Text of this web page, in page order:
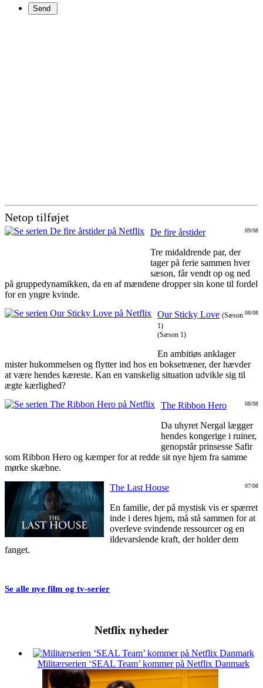
Netop tilføjet
09/08
De fire årstider
Tre midaldrende par, der
tager på ferie sammen hver
sæson, får vendt op og ned
på gruppedynamikken, da en af mændene dropper sin kone til fordel
for en yngre kvinde.
08/08
Our Sticky Love (Sæson
1)
(Sæson 1)
En ambitiøs anklager
mister hukommelsen og flytter ind hos en boksetræner, der hævder
at være hendes kæreste. Kan en vanskelig situation udvikle sig til
ægte kærlighed?
08/08
The Ribbon Hero
Da uhyret Nergal lægger
hendes kongerige i ruiner,
genopstår prinsesse Safir
som Ribbon Hero og kæmper for at redde sit nye hjem fra samme
mørke skæbne.
07/08
The Last House
En familie, der på mystisk vis er spærret
inde i deres hjem, må stå sammen for at
overleve svindende ressourcer og en
ildevarslende kraft, der holder dem
fanget.
Se alle nye film og tv-serier
Netflix nyheder
Militærserien ‘SEAL Team’ kommer på Netflix Danmark